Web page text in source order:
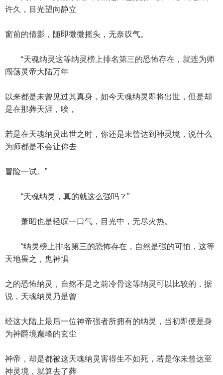
许久，目光望向静立
窗前的倩影，随即微微摇头，无奈叹气。
“天魂纳灵这等纳灵榜上排名第三的恐怖存在，就连为师
闯荡灵帝大陆万年
以来都是未曾见过其真身，如今天魂纳灵即将出世，但是却
是在那葬天涯，唉，
若是在天魂纳灵出世之时，你还是未曾达到神灵境，说什么
为师都是不会让你去
冒险一试。”
“天魂纳灵，真的就这么强吗？”
萧昭也是轻叹一口气，目光中，无尽火热。
“纳灵榜上排名第三的恐怖存在，自然是强的可怕，这等
天地畏之，鬼神惧
之的恐怖纳灵，自然不是之前冷骨这等纳灵可以比较的，据
说，天魂纳灵乃是曾
经这大陆上最后一位神帝强者所拥有的纳灵，当初即便是身
为神爵境巅峰的玄尘
神帝，却是都被这天魂纳灵害得生不如死，若是你未曾达至
神灵境，就算去了葬